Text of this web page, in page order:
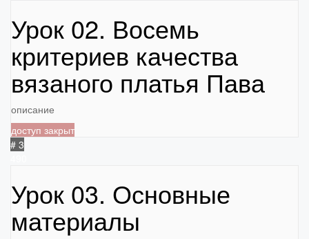
Урок 02. Восемь
критериев качества
вязаного платья Пава
описание
доступ закрыт
# 3
Урок 03. Основные
материалы